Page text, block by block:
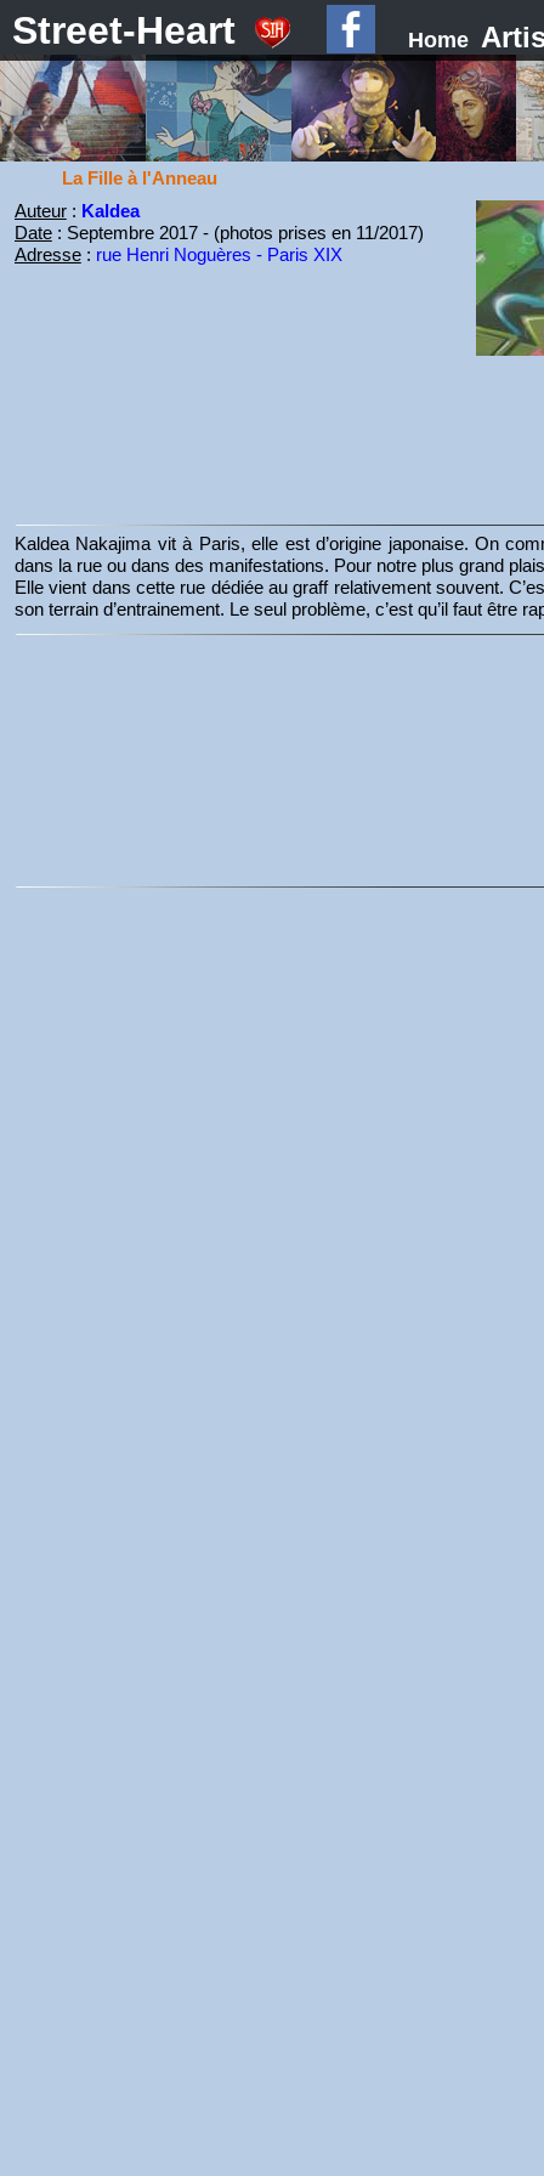
Street-Heart Home
La Fille à l'Anneau
Auteur: Kaldea
Date: Septembre 2017 - (photos prises en 11/2017)
Adresse: rue Henri Noguères - Paris XIX
Kaldea Nakajima vit à Paris, elle est d’origine japonaise. On
dans la rue ou dans des manifestations. Pour notre plus grand
Elle vient dans cette rue dédiée au graff relativement souvent.
son terrain d’entrainement. Le seul problème, c’est qu’il faut être